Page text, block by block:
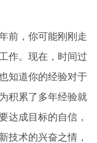
前，你可能刚刚走
作。现在，时间过
知道你的经验对于
积累了多年经验就
达成目标的自信，
技术的兴奋之情，